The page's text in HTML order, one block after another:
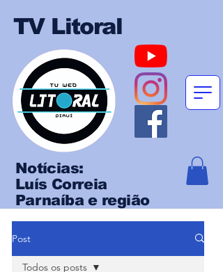
TV Litoral
Notícias:
Luís Correia
Parnaíba e região
Post
Todos os posts